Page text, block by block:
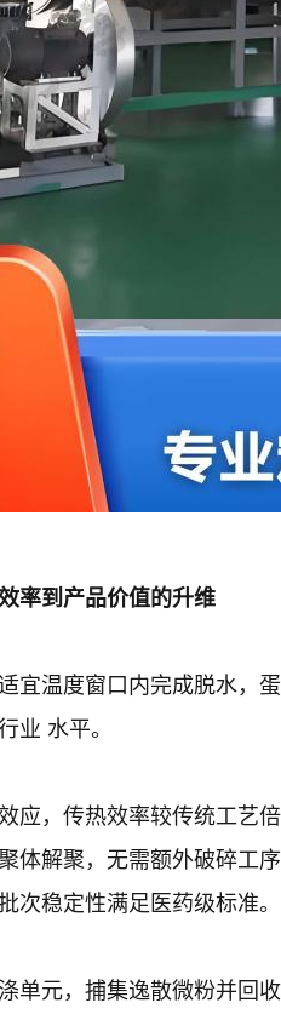
率到产品价值的升维
宜温度窗口内完成脱水，
业 水平。
应，传热效率较传统工艺倍
体解聚，无需额外破碎工序
次稳定性满足医药级标准。
单元，捕集逸散微粉并回